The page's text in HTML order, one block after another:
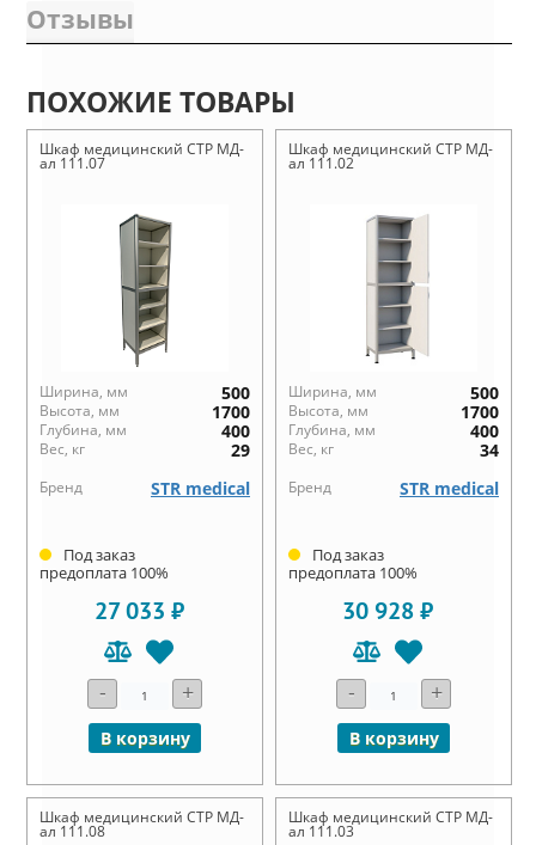
Отзывы
ПОХОЖИЕ ТОВАРЫ
Шкаф медицинский СТР МД-
ал 111.07
Ширина, мм 500
Высота, мм 1700
Глубина, мм 400
Вес, кг 29
Бренд STR medical
Под заказ
предоплата 100%
27 033 ₽
- +
В корзину
Шкаф медицинский СТР МД-
ал 111.02
Ширина, мм 500
Высота, мм 1700
Глубина, мм 400
Вес, кг 34
Бренд STR medical
Под заказ
предоплата 100%
30 928 ₽
- +
В корзину
Шкаф медицинский СТР МД-
ал 111.08
Шкаф медицинский СТР МД-
ал 111.03